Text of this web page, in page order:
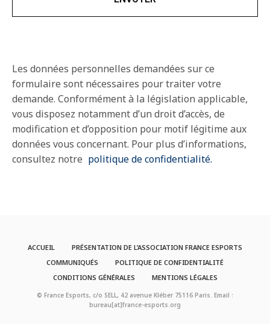
Les données personnelles demandées sur ce
formulaire sont nécessaires pour traiter votre
demande. Conformément à la législation applicable,
vous disposez notamment d’un droit d’accès, de
modification et d’opposition pour motif légitime aux
données vous concernant. Pour plus d’informations,
consultez notre politique de confidentialité.
ACCUEIL
PRÉSENTATION DE L’ASSOCIATION FRANCE ESPORTS
COMMUNIQUÉS
POLITIQUE DE CONFIDENTIALITÉ
CONDITIONS GÉNÉRALES
MENTIONS LÉGALES
© France Esports, c/o SELL, 42 avenue Kléber 75116 Paris. Email :
bureau[at]france-esports.org